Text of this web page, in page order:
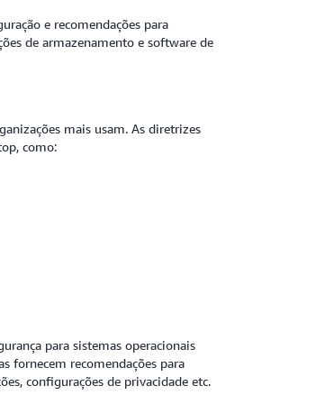
e recomendações para
de armazenamento e software de
mais usam. As diretrizes
como:
para sistemas operacionais
fornecem recomendações para
configurações de privacidade etc.